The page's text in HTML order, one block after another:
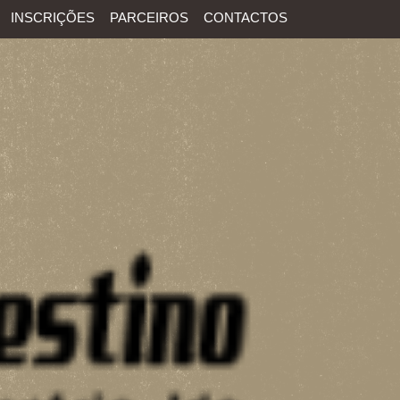
INSCRIÇÕES PARCEIROS CONTACTOS